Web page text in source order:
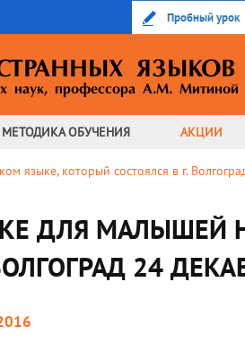
Пробный урок
ЯЗЫКОВ
наук,профессора А.М. Митиной
МЕТОДИКАОБУЧЕНИЯ АКЦИИ
языке, который состоялся в г.
ДЛЯ МАЛЫШЕЙ
24